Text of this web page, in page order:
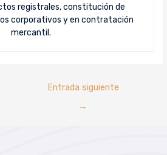
registrales, constitución de
corporativos y en contratación
mercantil.
Entrada siguiente
→